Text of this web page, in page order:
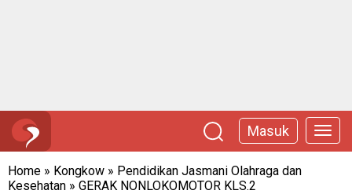
Masuk
Home » Kongkow » Pendidikan Jasmani Olahraga dan
Kesehatan » GERAK NONLOKOMOTOR KLS.2